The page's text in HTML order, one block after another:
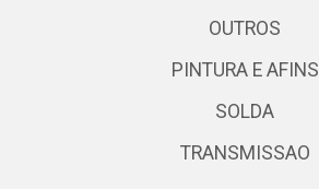
OUTROS
PINTURA E AFINS
SOLDA
TRANSMISSAO